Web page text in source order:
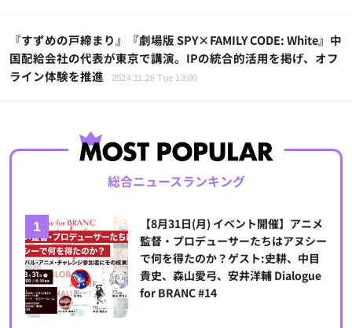
『すずめの戸締まり』『劇場版 SPY×FAMILY CODE: White』中
国配給会社の代表が東京で講演。IPの統合的活用を掲げ、オフ
ライン体験を推進
2024.11.26 Tue 13:00
総合ニュースランキング
【8月31日(月) イベント開催】アニメ
監督・プロデューサーたちはアヌシー
で何を得たのか？ゲスト:史耕、中目
貴史、森山愛弓、安井洋輔 Dialogue
for BRANC #14